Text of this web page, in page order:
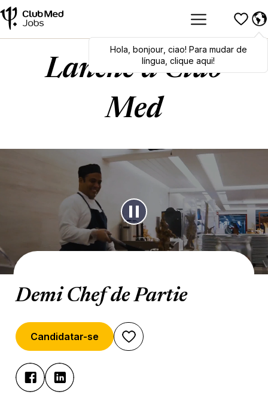
Hola bonjour, ciao! Para mudar de
língua, clique aqui!
Lanche à Club
Med
Demi Chef de Partie
Candidatar-se